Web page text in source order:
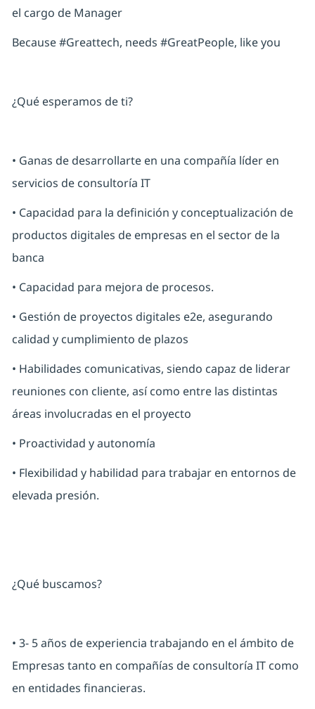
el cargo de Manager
Because #Greattech, needs #GreatPeople, like you
¿Qué esperamos de ti?
• Ganas de desarrollarte en una compañía líder en
servicios de consultoría IT
• Capacidad para la definición y conceptualización de
productos digitales de empresas en el sector de la
banca
• Capacidad para mejora de procesos.
• Gestión de proyectos digitales e2e, asegurando
calidad y cumplimiento de plazos
• Habilidades comunicativas, siendo capaz de liderar
reuniones con cliente, así como entre las distintas
áreas involucradas en el proyecto
• Proactividad y autonomía
• Flexibilidad y habilidad para trabajar en entornos de
elevada presión.
¿Qué buscamos?
• 3- 5 años de experiencia trabajando en el ámbito de
Empresas tanto en compañías de consultoría IT como
en entidades financieras.